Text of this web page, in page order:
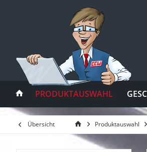
PRODUKTAUSWAHL
Übersicht Produktauswahl